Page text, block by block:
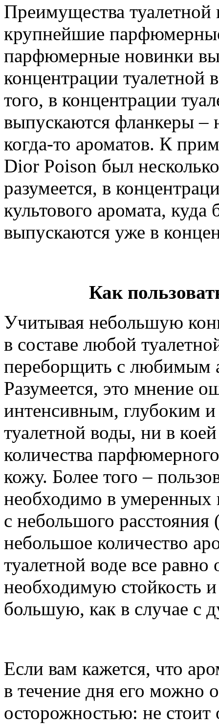
Преимущества
крупнейшие
парфюмерные новинки
концентрации
того, в концентрации
выпускаются фланкеры
когда-то ароматов. К
Dior Poison был
разумеется, в
культового аромата,
выпускаются уже в
Как
Учитывая небольшую
в составе любой
переборщить с любимым
Разумеется, это мнение
интенсивным, глубоким
туалетной воды, ни в
количества
кожу. Более того –
необходимо в умеренных
с небольшого
небольшое количество
туалетной воде все равно
необходимую стойкость
большую, как в случае с
Если вам кажется, что
в течение дня его можно
осторожностью: не